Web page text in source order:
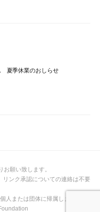
夏季休業のおしらせ
お願い致します。
ンク承認についての連絡は不要
人または団体に帰属します。